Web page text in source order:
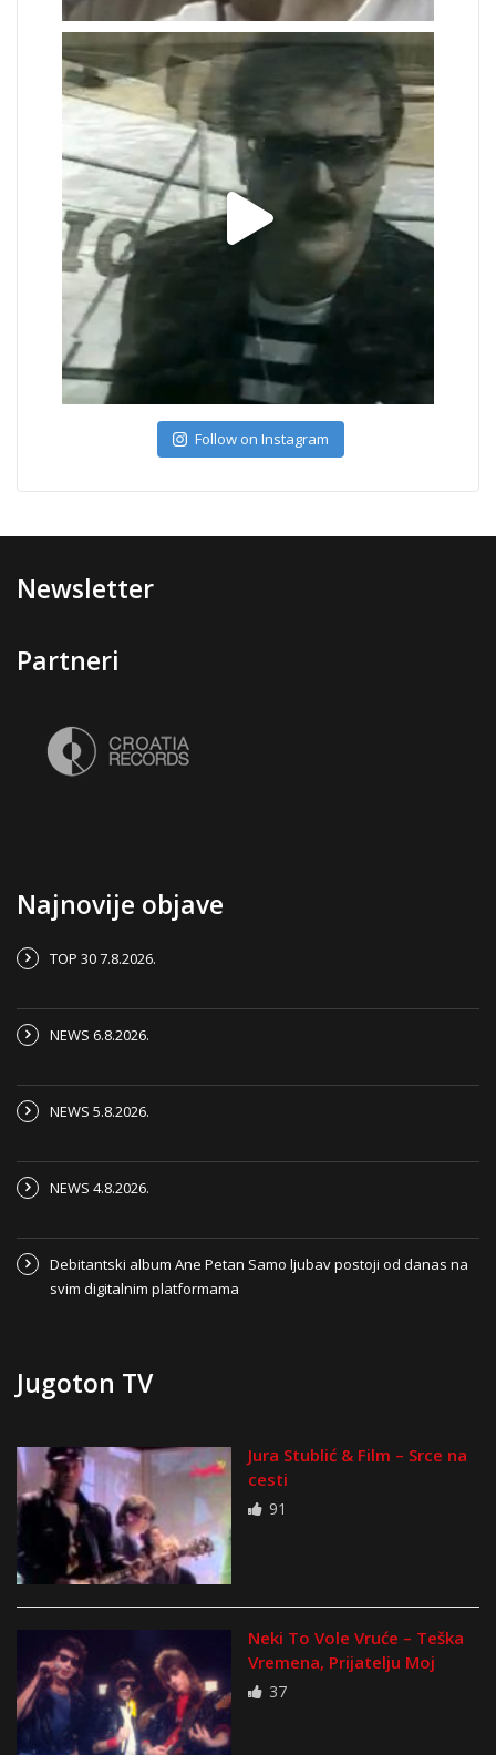
Follow on Instagram
Newsletter
Partneri
Najnovije objave
TOP 30 7.8.2026.
NEWS 6.8.2026.
NEWS 5.8.2026.
NEWS 4.8.2026.
Debitantski album Ane Petan Samo ljubav postoji od danas na
svim digitalnim platformama
Jugoton TV
Jura Stublić & Film – Srce na
cesti
91
Neki To Vole Vruće – Teška
Vremena, Prijatelju Moj
37